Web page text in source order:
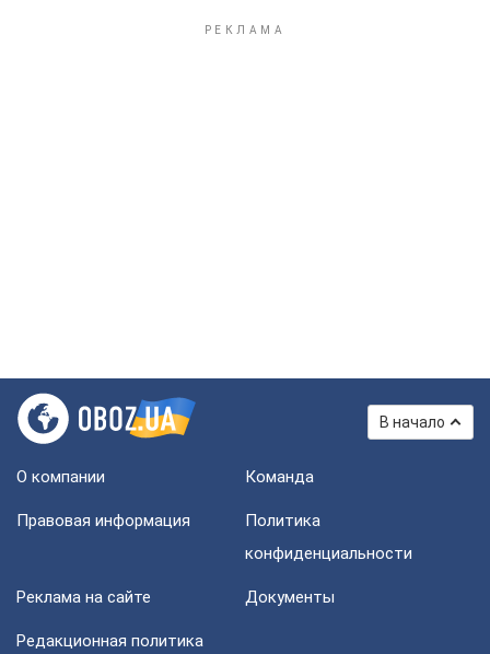
В начало
О компании Команда
Правовая информация
Политика
конфиденциальности
Реклама на сайте Документы
Редакционная политика